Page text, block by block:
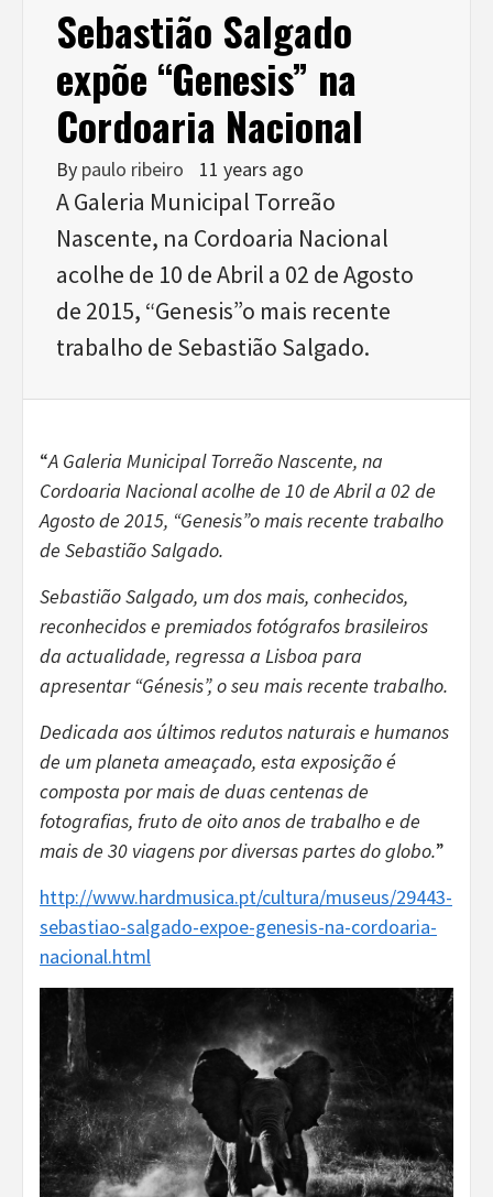
Sebastião Salgado
expõe “Genesis” na
Cordoaria Nacional
By paulo ribeiro 11 years ago
A Galeria Municipal Torreão
Nascente, na Cordoaria Nacional
acolhe de 10 de Abril a 02 de Agosto
de 2015, “Genesis”o mais recente
trabalho de Sebastião Salgado.
“A Galeria Municipal Torreão Nascente, na
Cordoaria Nacional acolhe de 10 de Abril a 02 de
Agosto de 2015, “Genesis”o mais recente trabalho
de Sebastião Salgado.
Sebastião Salgado, um dos mais, conhecidos,
reconhecidos e premiados fotógrafos brasileiros
da actualidade, regressa a Lisboa para
apresentar “Génesis”, o seu mais recente trabalho.
Dedicada aos últimos redutos naturais e humanos
de um planeta ameaçado, esta exposição é
composta por mais de duas centenas de
fotografias, fruto de oito anos de trabalho e de
mais de 30 viagens por diversas partes do globo.”
http://www.hardmusica.pt/cultura/museus/29443-
sebastiao-salgado-expoe-genesis-na-cordoaria-
nacional.html